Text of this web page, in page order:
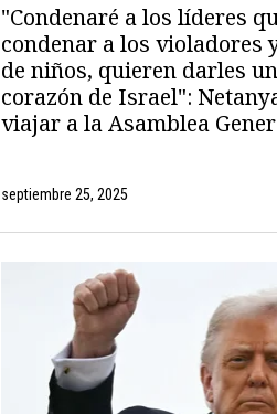
"Condenaré a los líderes
condenar a los violadores
de niños, quieren darles
corazón de Israel":
viajar a la Asamblea
septiembre 25, 2025